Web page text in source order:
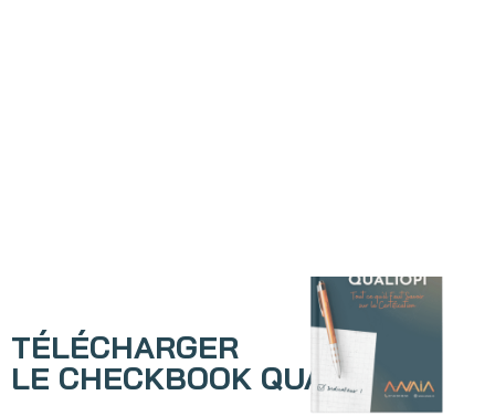
TÉLÉCHARGER
LE CHECKBOOK QUALIOPI